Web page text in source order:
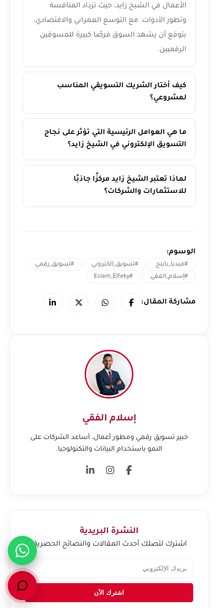
الأعمال في الشيخ زايد، حيث تزداد المنافسة
وتطور الأدوات. مع التوسع العمراني والاقتصادي،
يتوقع أن يشهد السوق فرصًا كبيرة للمسوقين
الرقميين.
كيف أختار الشريك التسويقي المناسب
لمشروعي؟
ما هي العوامل الرئيسية التي تؤثر على نجاح
التسويق الإلكتروني في الشيخ زايد؟
لماذا تعتبر الشيخ زايد مركزًا جاذبًا
للاستثمارات والشركات؟
الوسوم:
#ميديا_باينج #تسويق_الكتروني
#تسويق_رقمي
#إسلام_الفقي
#Eslam_Elfeky
مشاركة المقال:
إسلام الفقي
خبير تسويق رقمي ومطور أعمال، أساعد الشركات على
النمو باستخدام البيانات والتكنولوجيا.
النشرة البريدية
اشترك لتصلك أحدث المقالات والنصائح الحصرية.
اشترك الآن